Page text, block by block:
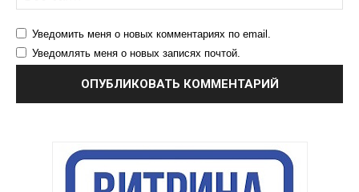
Уведомить меня о новых комментариях по email.
Уведомлять меня о новых записях почтой.